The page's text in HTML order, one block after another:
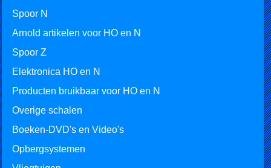
Spoor N
Arnold artikelen voor HO en N
Spoor Z
Elektronica HO en N
Producten bruikbaar voor HO en N
Overige schalen
Boeken-DVD's en Video's
Opbergsystemen